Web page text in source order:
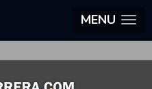
MENU